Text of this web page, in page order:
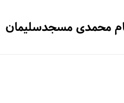
محمدی مسجدسلیمان